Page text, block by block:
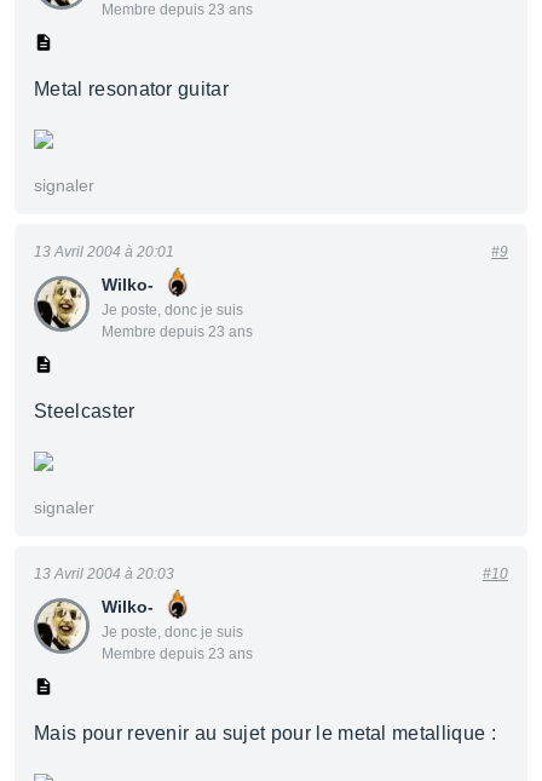
Membre depuis 23 ans
Metal resonator guitar
signaler
Wilko-
Je poste, donc je suis
Membre depuis 23 ans
13 Avril 2004 à 20:01 #9
Steelcaster
signaler
Wilko-
Je poste, donc je suis
Membre depuis 23 ans
13 Avril 2004 à 20:03 #10
Mais pour revenir au sujet pour le metal metallique :